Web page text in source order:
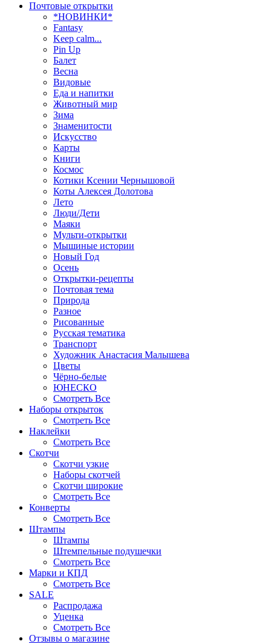
Почтовые открытки
*НОВИНКИ*
Fantasy
Keep calm...
Pin Up
Балет
Весна
Видовые
Еда и напитки
Животный мир
Зима
Знаменитости
Искусство
Карты
Книги
Космос
Котики Ксении Чернышовой
Коты Алексея Долотова
Лето
Люди/Дети
Маяки
Мульти-открытки
Мышиные истории
Новый Год
Осень
Открытки-рецепты
Почтовая тема
Природа
Разное
Рисованные
Русская тематика
Транспорт
Художник Анастасия Малышева
Цветы
Чёрно-белые
ЮНЕСКО
Смотреть Все
Наборы открыток
Смотреть Все
Наклейки
Смотреть Все
Скотчи
Скотчи узкие
Наборы скотчей
Скотчи широкие
Смотреть Все
Конверты
Смотреть Все
Штампы
Штампы
Штемпельные подушечки
Смотреть Все
Марки и КПД
Смотреть Все
SALE
Распродажа
Уценка
Смотреть Все
Отзывы о магазине